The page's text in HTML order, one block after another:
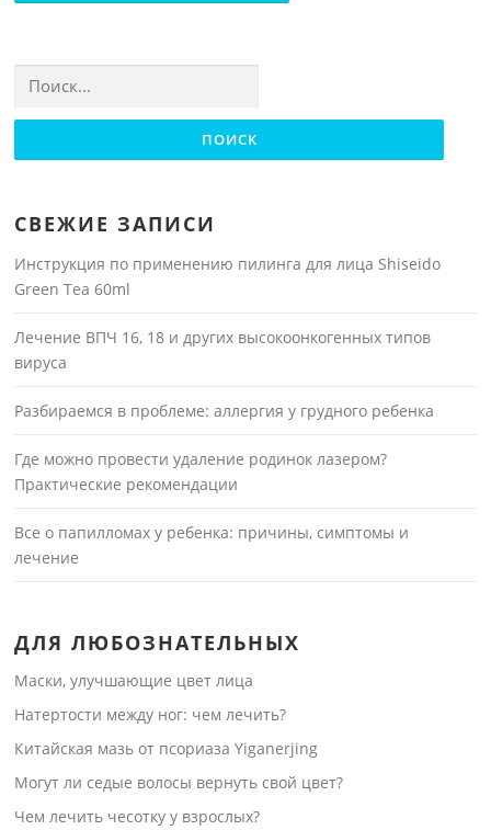
СВЕЖИЕ ЗАПИСИ
Инструкция по применению пилинга для лица Shiseido
Green Tea 60ml
Лечение ВПЧ 16, 18 и других высокоонкогенных типов
вируса
Разбираемся в проблеме: аллергия у грудного ребенка
Где можно провести удаление родинок лазером?
Практические рекомендации
Все о папилломах у ребенка: причины, симптомы и
лечение
ДЛЯ ЛЮБОЗНАТЕЛЬНЫХ
Маски, улучшающие цвет лица
Натертости между ног: чем лечить?
Китайская мазь от псориаза Yiganerjing
Могут ли седые волосы вернуть свой цвет?
Чем лечить чесотку у взрослых?